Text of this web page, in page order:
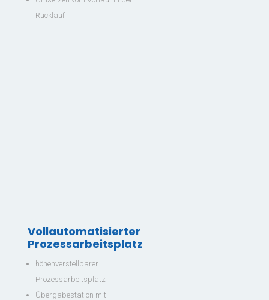
Rücklauf
Vollautomatisierter
Prozessarbeitsplatz
höhenverstellbarer
Prozessarbeitsplatz
Übergabestation mit